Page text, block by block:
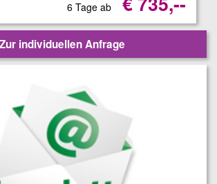
6 Tage ab
Zur individuellen Anfrage